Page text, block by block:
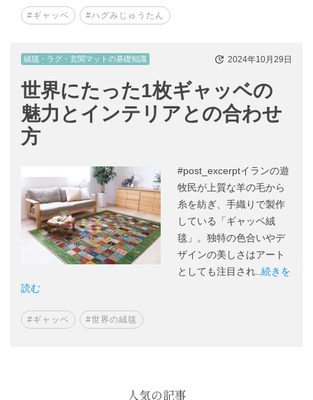
#ギャッベ #ハグみじゅうたん
世界にたった1枚ギャッベの
魅力とインテリアとの合わせ
方
絨毯・ラグ・玄関マットの基礎知識 2024年10月29日
#post_excerptイランの遊
牧民が上質な羊の毛から
糸を紡ぎ、手織りで製作
している「ギャッベ絨
毯」。独特の色合いやデ
ザインの美しさはアート
としても注目され.. 続きを
読む
#ギャッベ #世界の絨毯
人気の記事